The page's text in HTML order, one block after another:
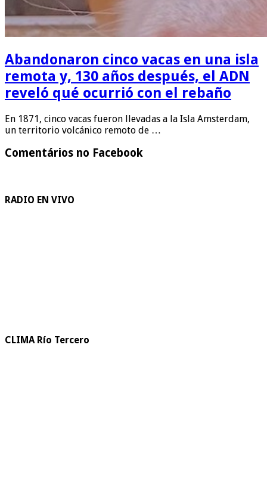
Abandonaron cinco vacas en una isla
remota y, 130 años después, el ADN
reveló qué ocurrió con el rebaño
En 1871, cinco vacas fueron llevadas a la Isla Amsterdam,
un territorio volcánico remoto de …
Comentários no Facebook
RADIO EN VIVO
CLIMA Río Tercero